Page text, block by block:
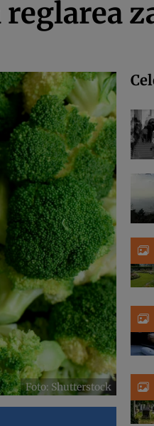
reglarea
Foto: Shutterstock